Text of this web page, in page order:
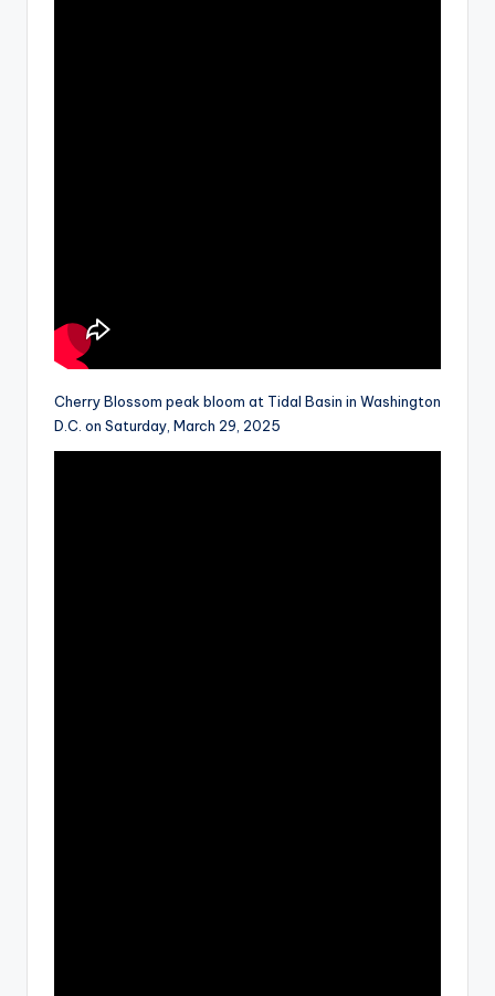
Cherry Blossom peak bloom at Tidal Basin in Washington
D.C. on Saturday, March 29, 2025